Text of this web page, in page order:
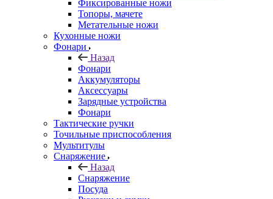
Фиксированные ножи
Топоры, мачете
Метательные ножи
Кухонные ножи
Фонари
Назад
Фонари
Аккумуляторы
Аксессуары
Зарядные устройства
Фонари
Тактические ручки
Точильные приспособления
Мультитулы
Снаряжение
Назад
Снаряжение
Посуда